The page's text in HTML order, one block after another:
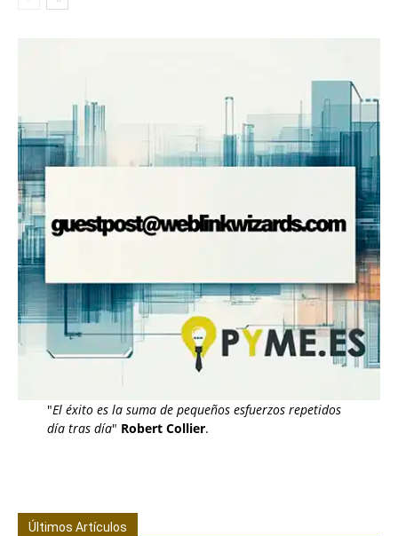
"El éxito es la suma de pequeños esfuerzos repetidos
día tras día" Robert Collier.
Últimos Artículos